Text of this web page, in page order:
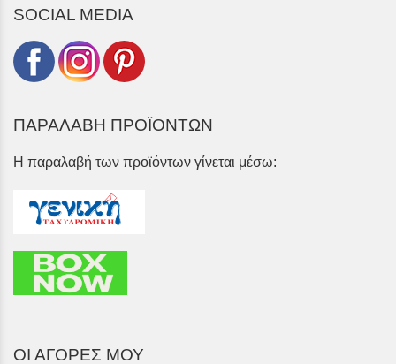
SOCIAL MEDIA
ΠΑΡΑΛΑΒΗ ΠΡΟΪΟΝΤΩΝ
Η παραλαβή των προϊόντων γίνεται μέσω:
ΟΙ ΑΓΟΡΕΣ ΜΟΥ